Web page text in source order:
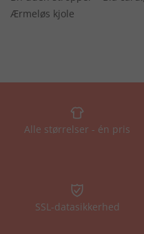
Ærmeløs kjole
Alle størrelser - én pris
SSL-datasikkerhed